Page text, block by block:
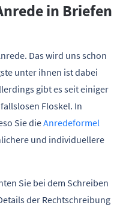
in Briefen
Das wird uns schon
unter ihnen ist dabei
gibt es seit einiger
Floskel. In
Sie dieAnredeformel
und individuellere
Sie bei dem Schreiben
der Rechtschreibung